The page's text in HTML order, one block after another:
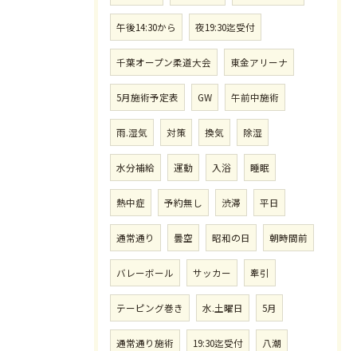
午後14:30から 夜19:30迄受付
千葉オープン柔道大会 東金アリーナ
5月施術予定表 GW 午前中施術
雨.湿気 対策 換気 除湿
水分補給 運動 入浴 睡眠
熱中症 予約無し 渋滞 平日
通常通り 曇空 昭和の日 朝時間前
バレーボール サッカー 牽引
テーピング巻き 水.土曜日 5月
通常通り施術 19:30迄受付 八潮